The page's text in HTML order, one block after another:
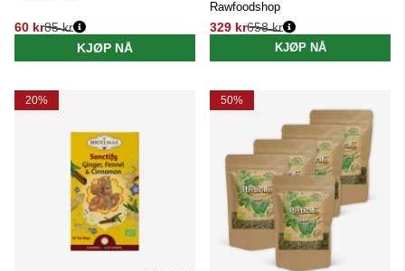
60 kr
Vanlig pris:
85 kr
KJØP NÅ
Rawfoodshop
329 kr
Vanlig pris:
658 kr
KJØP NÅ
20% 50%